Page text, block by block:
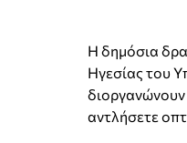
Η δημόσια
Ηγεσίας του
διοργανώνουν
αντλήσετε